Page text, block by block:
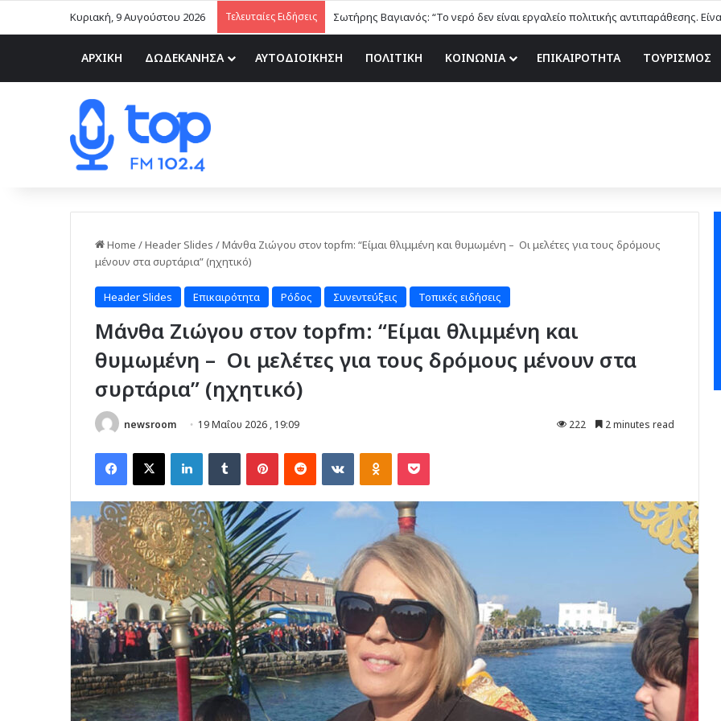
Κυριακή, 9 Αυγούστου 2026 Τελευταίες Ειδήσεις Σωτήρης Βαγιανός: “Το νερό δεν είναι εργαλείο πολιτικής αντιπαράθεσης.
ΑΡΧΙΚΗ ΔΩΔΕΚΑΝΗΣΑ ΑΥΤΟΔΙΟΙΚΗΣΗ ΠΟΛΙΤΙΚΗ ΚΟΙΝΩΝΙΑ ΕΠΙΚΑΙΡΟΤΗΤΑ ΤΟΥΡΙΣΜΟΣ
Home /Header Slides /Μάνθα Ζιώγου στον topfm: “Είμαι θλιμμένη και θυμωμένη – Οι μελέτες για τους δρόμους
μένουν στα συρτάρια” (ηχητικό)
Header Slides Επικαιρότητα Ρόδος Συνεντεύξεις Τοπικές ειδήσεις
Μάνθα Ζιώγου στον topfm: “Είμαι θλιμμένη και
θυμωμένη – Οι μελέτες για τους δρόμους μένουν στα
συρτάρια” (ηχητικό)
newsroom 19 Μαΐου 2026 , 19:09 222 2 minutes read
Facebook
X LinkedInTumblr PinterestReddit VKontakteOdnoklassniki
Pocket